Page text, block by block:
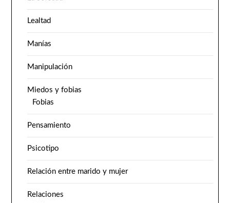
Lealtad
Manías
Manipulación
Miedos y fobias
Fobias
Pensamiento
Psicotipo
Relación entre marido y mujer
Relaciones